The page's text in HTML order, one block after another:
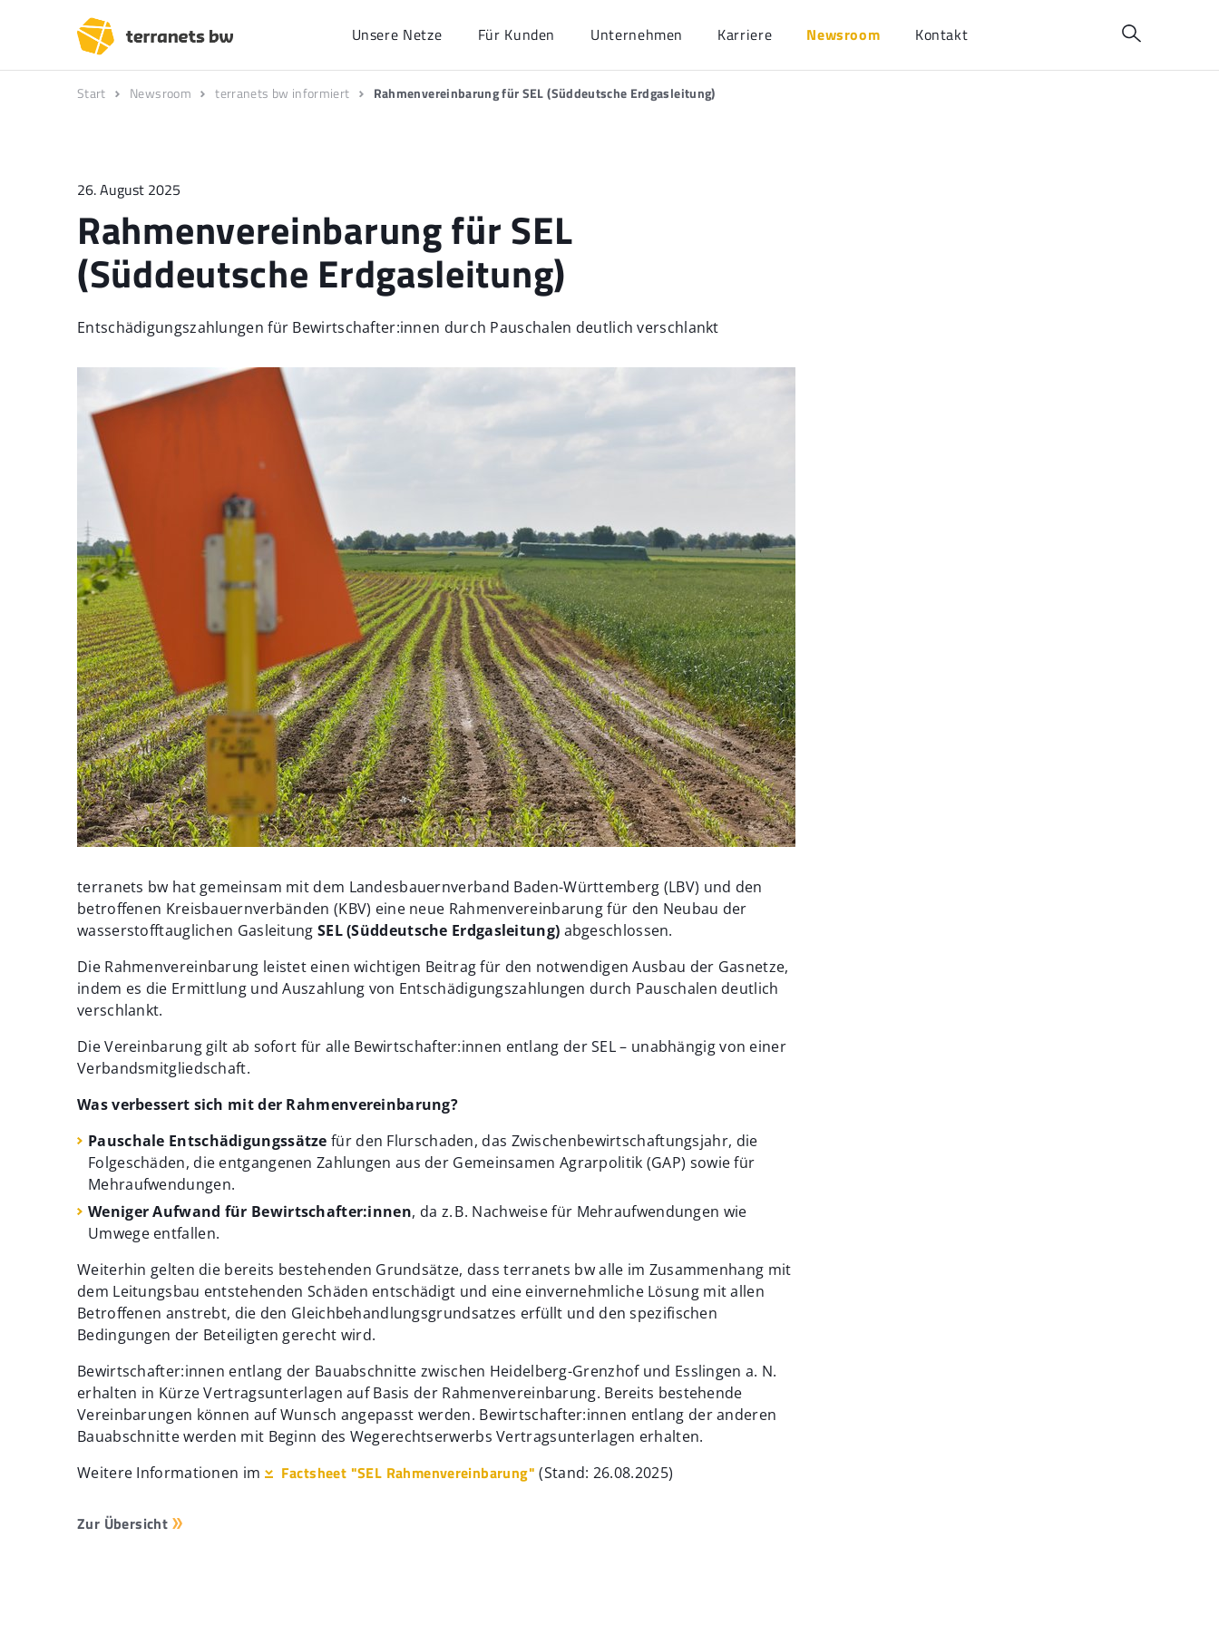
Unsere Netze Für Kunden Unternehmen Karriere Newsroom Kontakt
Start Newsroom terranets bw informiert Rahmenvereinbarung für SEL (Süddeutsche Erdgasleitung)
26. August 2025
Rahmenvereinbarung für SEL
(Süddeutsche Erdgasleitung)
Entschädigungszahlungen für Bewirtschafter:innen durch Pauschalen deutlich verschlankt
terranets bw hat gemeinsam mit dem Landesbauernverband Baden-Württemberg (LBV) und den
betroffenen Kreisbauernverbänden (KBV) eine neue Rahmenvereinbarung für den Neubau der
wasserstofftauglichen Gasleitung SEL (Süddeutsche Erdgasleitung) abgeschlossen.
Die Rahmenvereinbarung leistet einen wichtigen Beitrag für den notwendigen Ausbau der Gasnetze,
indem es die Ermittlung und Auszahlung von Entschädigungszahlungen durch Pauschalen deutlich
verschlankt.
Die Vereinbarung gilt ab sofort für alle Bewirtschafter:innen entlang der SEL – unabhängig von einer
Verbandsmitgliedschaft.
Was verbessert sich mit der Rahmenvereinbarung?
Pauschale Entschädigungssätze für den Flurschaden, das Zwischenbewirtschaftungsjahr, die
Folgeschäden, die entgangenen Zahlungen aus der Gemeinsamen Agrarpolitik (GAP) sowie für
Mehraufwendungen.
Weniger Aufwand für Bewirtschafter:innen, da z. B. Nachweise für Mehraufwendungen wie
Umwege entfallen.
Weiterhin gelten die bereits bestehenden Grundsätze, dass terranets bw alle im Zusammenhang mit
dem Leitungsbau entstehenden Schäden entschädigt und eine einvernehmliche Lösung mit allen
Betroffenen anstrebt, die den Gleichbehandlungsgrundsatzes erfüllt und den spezifischen
Bedingungen der Beteiligten gerecht wird.
Bewirtschafter:innen entlang der Bauabschnitte zwischen Heidelberg-Grenzhof und Esslingen a. N.
erhalten in Kürze Vertragsunterlagen auf Basis der Rahmenvereinbarung. Bereits bestehende
Vereinbarungen können auf Wunsch angepasst werden. Bewirtschafter:innen entlang der anderen
Bauabschnitte werden mit Beginn des Wegerechtserwerbs Vertragsunterlagen erhalten.
Weitere Informationen im
Factsheet "SEL Rahmenvereinbarung" (Stand: 26.08.2025)
Zur Übersicht